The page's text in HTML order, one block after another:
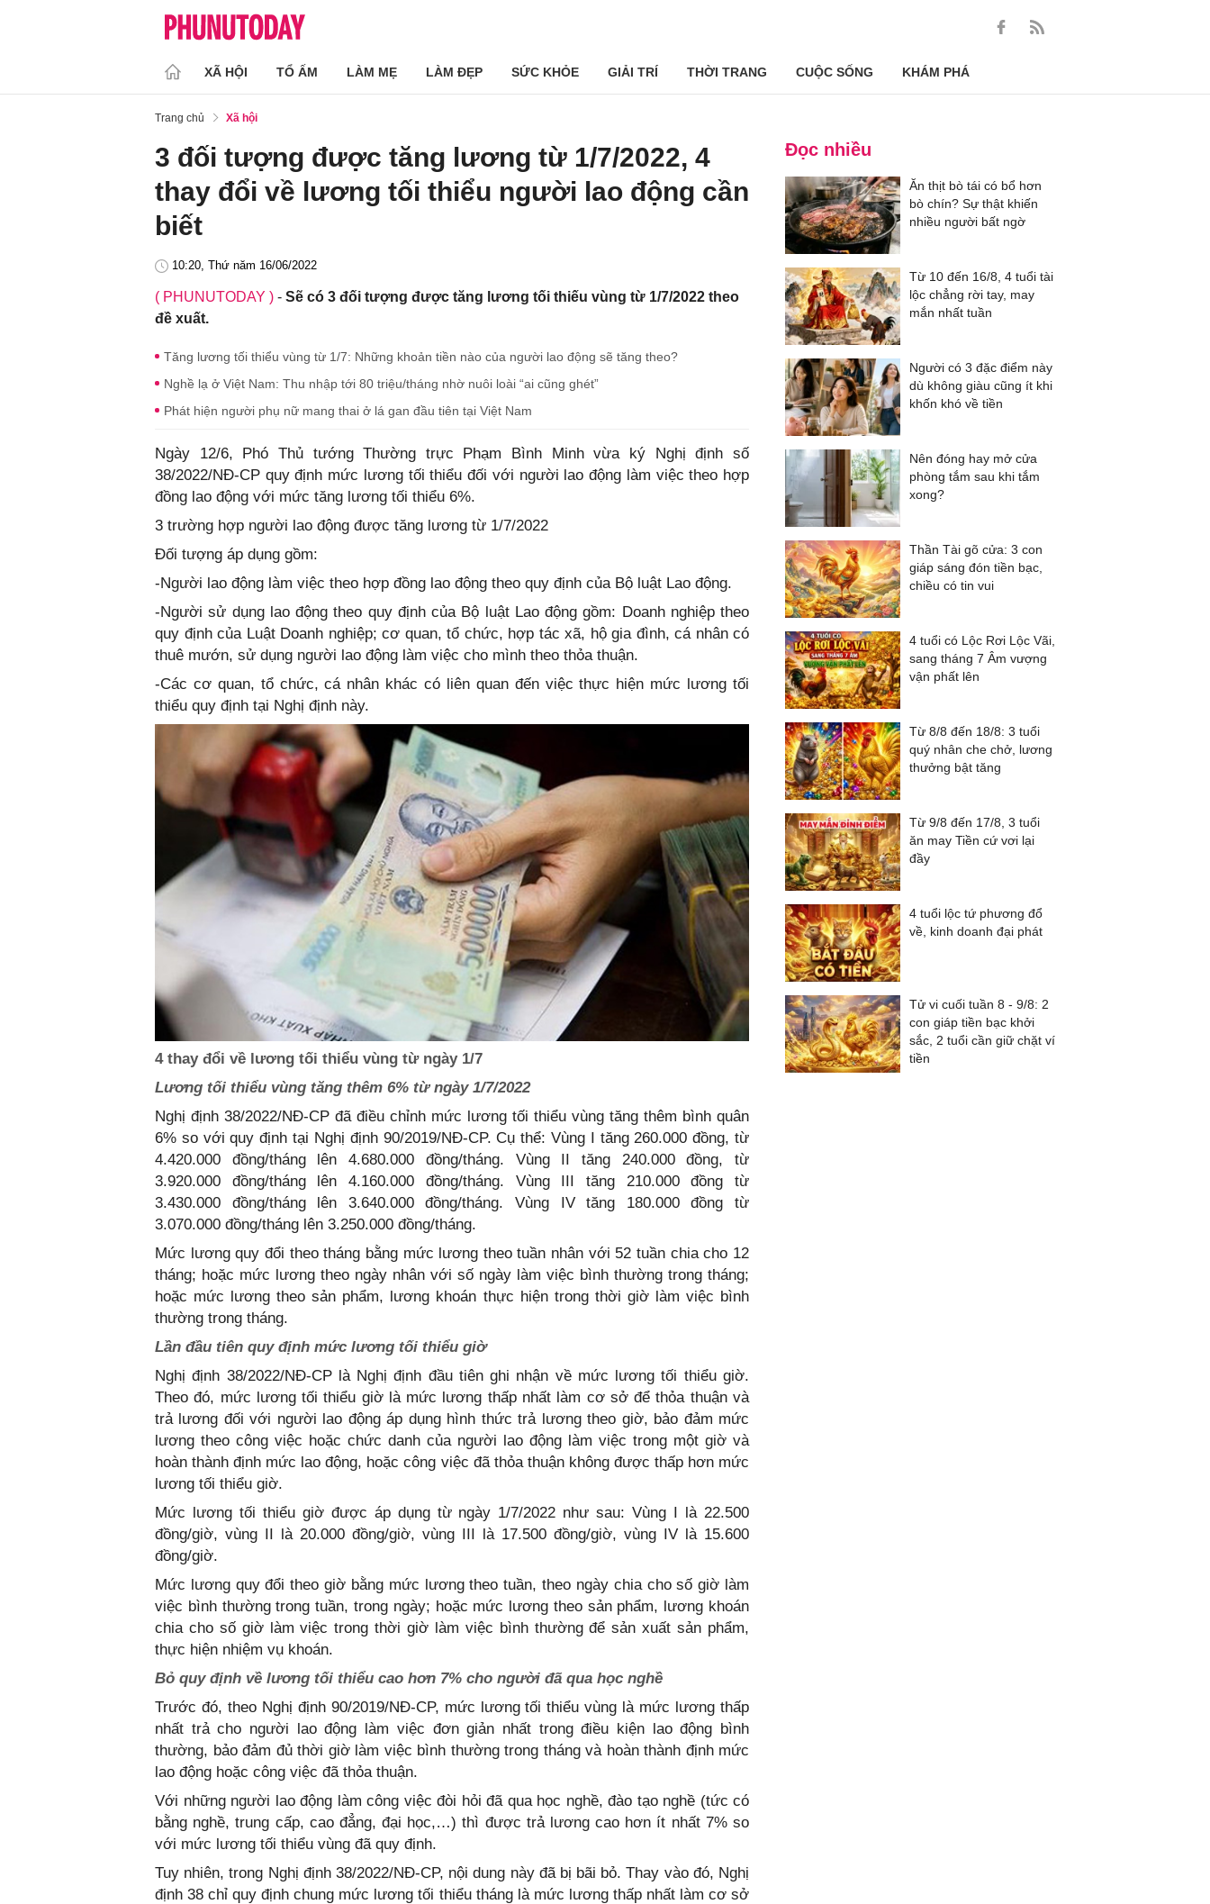
XÃ HỘI TỔ ẤM LÀM MẸ LÀM ĐẸP SỨC KHỎE GIẢI TRÍ THỜI TRANG CUỘC SỐNG KHÁM PHÁ
Trang chủ Xã hội
3 đối tượng được tăng lương từ 1/7/2022, 4
thay đổi về lương tối thiểu người lao động cần
biết
10:20, Thứ năm 16/06/2022
( PHUNUTODAY ) - Sẽ có 3 đối tượng được tăng lương tối thiếu vùng từ 1/7/2022 theo
đề xuất.
Tăng lương tối thiểu vùng từ 1/7: Những khoản tiền nào của người lao động sẽ tăng theo?
Nghề lạ ở Việt Nam: Thu nhập tới 80 triệu/tháng nhờ nuôi loài “ai cũng ghét”
Phát hiện người phụ nữ mang thai ở lá gan đầu tiên tại Việt Nam
Ngày 12/6, Phó Thủ tướng Thường trực Phạm Bình Minh vừa ký Nghị định số
38/2022/NĐ-CP quy định mức lương tối thiểu đối với người lao động làm việc theo hợp
đồng lao động với mức tăng lương tối thiểu 6%.
3 trường hợp người lao động được tăng lương từ 1/7/2022
Đối tượng áp dụng gồm:
-Người lao động làm việc theo hợp đồng lao động theo quy định của Bộ luật Lao động.
-Người sử dụng lao động theo quy định của Bộ luật Lao động gồm: Doanh nghiệp theo
quy định của Luật Doanh nghiệp; cơ quan, tổ chức, hợp tác xã, hộ gia đình, cá nhân có
thuê mướn, sử dụng người lao động làm việc cho mình theo thỏa thuận.
-Các cơ quan, tổ chức, cá nhân khác có liên quan đến việc thực hiện mức lương tối
thiểu quy định tại Nghị định này.
4 thay đổi về lương tối thiểu vùng từ ngày 1/7
Lương tối thiểu vùng tăng thêm 6% từ ngày 1/7/2022
Nghị định 38/2022/NĐ-CP đã điều chỉnh mức lương tối thiểu vùng tăng thêm bình quân
6% so với quy định tại Nghị định 90/2019/NĐ-CP. Cụ thể: Vùng I tăng 260.000 đồng, từ
4.420.000 đồng/tháng lên 4.680.000 đồng/tháng. Vùng II tăng 240.000 đồng, từ
3.920.000 đồng/tháng lên 4.160.000 đồng/tháng. Vùng III tăng 210.000 đồng từ
3.430.000 đồng/tháng lên 3.640.000 đồng/tháng. Vùng IV tăng 180.000 đồng từ
3.070.000 đồng/tháng lên 3.250.000 đồng/tháng.
Mức lương quy đổi theo tháng bằng mức lương theo tuần nhân với 52 tuần chia cho 12
tháng; hoặc mức lương theo ngày nhân với số ngày làm việc bình thường trong tháng;
hoặc mức lương theo sản phẩm, lương khoán thực hiện trong thời giờ làm việc bình
thường trong tháng.
Lần đầu tiên quy định mức lương tối thiểu giờ
Nghị định 38/2022/NĐ-CP là Nghị định đầu tiên ghi nhận về mức lương tối thiểu giờ.
Theo đó, mức lương tối thiểu giờ là mức lương thấp nhất làm cơ sở để thỏa thuận và
trả lương đối với người lao động áp dụng hình thức trả lương theo giờ, bảo đảm mức
lương theo công việc hoặc chức danh của người lao động làm việc trong một giờ và
hoàn thành định mức lao động, hoặc công việc đã thỏa thuận không được thấp hơn mức
lương tối thiểu giờ.
Mức lương tối thiểu giờ được áp dụng từ ngày 1/7/2022 như sau: Vùng I là 22.500
đồng/giờ, vùng II là 20.000 đồng/giờ, vùng III là 17.500 đồng/giờ, vùng IV là 15.600
đồng/giờ.
Mức lương quy đổi theo giờ bằng mức lương theo tuần, theo ngày chia cho số giờ làm
việc bình thường trong tuần, trong ngày; hoặc mức lương theo sản phẩm, lương khoán
chia cho số giờ làm việc trong thời giờ làm việc bình thường để sản xuất sản phẩm,
thực hiện nhiệm vụ khoán.
Bỏ quy định về lương tối thiểu cao hơn 7% cho người đã qua học nghề
Trước đó, theo Nghị định 90/2019/NĐ-CP, mức lương tối thiểu vùng là mức lương thấp
nhất trả cho người lao động làm việc đơn giản nhất trong điều kiện lao động bình
thường, bảo đảm đủ thời giờ làm việc bình thường trong tháng và hoàn thành định mức
lao động hoặc công việc đã thỏa thuận.
Với những người lao động làm công việc đòi hỏi đã qua học nghề, đào tạo nghề (tức có
bằng nghề, trung cấp, cao đẳng, đại học,…) thì được trả lương cao hơn ít nhất 7% so
với mức lương tối thiểu vùng đã quy định.
Tuy nhiên, trong Nghị định 38/2022/NĐ-CP, nội dung này đã bị bãi bỏ. Thay vào đó, Nghị
định 38 chỉ quy định chung mức lương tối thiểu tháng là mức lương thấp nhất làm cơ sở
Đọc nhiều
Ăn thịt bò tái có bổ hơn
bò chín? Sự thật khiến
nhiều người bất ngờ
Từ 10 đến 16/8, 4 tuổi tài
lộc chẳng rời tay, may
mắn nhất tuần
Người có 3 đặc điểm này
dù không giàu cũng ít khi
khốn khó về tiền
Nên đóng hay mở cửa
phòng tắm sau khi tắm
xong?
Thần Tài gõ cửa: 3 con
giáp sáng đón tiền bạc,
chiều có tin vui
4 tuổi có Lộc Rơi Lộc Vãi,
sang tháng 7 Âm vượng
vận phất lên
Từ 8/8 đến 18/8: 3 tuổi
quý nhân che chở, lương
thưởng bật tăng
Từ 9/8 đến 17/8, 3 tuổi
ăn may Tiền cứ vơi lại
đầy
4 tuổi lộc tứ phương đổ
về, kinh doanh đại phát
Tử vi cuối tuần 8 - 9/8: 2
con giáp tiền bạc khởi
sắc, 2 tuổi cần giữ chặt ví
tiền